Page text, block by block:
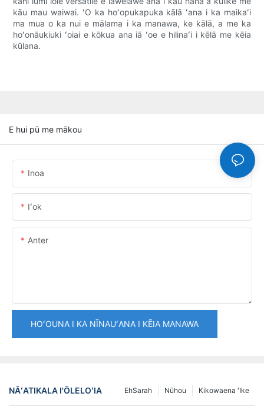
kāu mau waiwai. ʻO ka hoʻopukapuka kālā ʻana i ka maikaʻi
ma mua o ka nui e mālama i ka manawa, ke kālā, a me ka
hoʻonāukiuki ʻoiai e kōkua ana iā ʻoe e hilinaʻi i kēlā me kēia
kūlana.
E hui pū me mākou
Inoa
Iʻok
Anter
HOʻOUNA I KA NĪNAUʻANA I KĒIA MANAWA
NĀʻATIKALA I'ŌLELOʻIA Kikowaena ʻIke
Nūhou
EhSarah